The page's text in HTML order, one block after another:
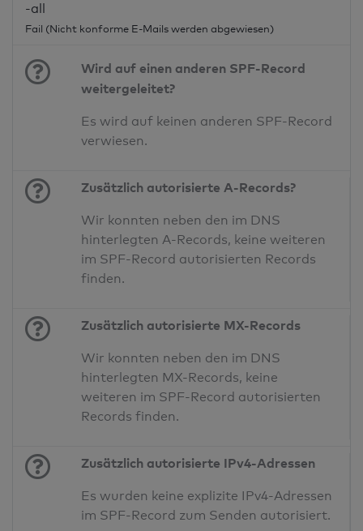
-all
Fail (Nicht konforme E-Mails werden abgewiesen)
Wird auf einen anderen SPF-Record
weitergeleitet?
Es wird auf keinen anderen SPF-Record
verwiesen.
Zusätzlich autorisierte A-Records?
Wir konnten neben den im DNS
hinterlegten A-Records, keine weiteren
im SPF-Record autorisierten Records
finden.
Zusätzlich autorisierte MX-Records
Wir konnten neben den im DNS
hinterlegten MX-Records, keine
weiteren im SPF-Record autorisierten
Records finden.
Zusätzlich autorisierte IPv4-Adressen
Es wurden keine explizite IPv4-Adressen
im SPF-Record zum Senden autorisiert.